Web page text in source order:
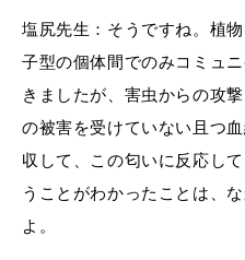
塩尻先生：そうですね。植
子型の個体間でのみコミュ
きましたが、害虫からの攻
の被害を受けていない且つ
収して、この匂いに反応し
うことがわかったことは、
よ。